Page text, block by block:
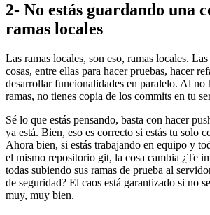
2- No estás guardando una
ramas locales
Las ramas locales, son eso, ramas locales.
cosas, entre ellas para hacer pruebas, hacer
desarrollar funcionalidades en paralelo. Al no
ramas, no tienes copia de los commits en tu
Sé lo que estás pensando, basta con hacer
ya está. Bien, eso es correcto si estás tu solo
Ahora bien, si estás trabajando en equipo y
el mismo repositorio git, la cosa cambia ¿Te
todas subiendo sus ramas de prueba al
de seguridad? El caos está garantizado si no
muy, muy bien.